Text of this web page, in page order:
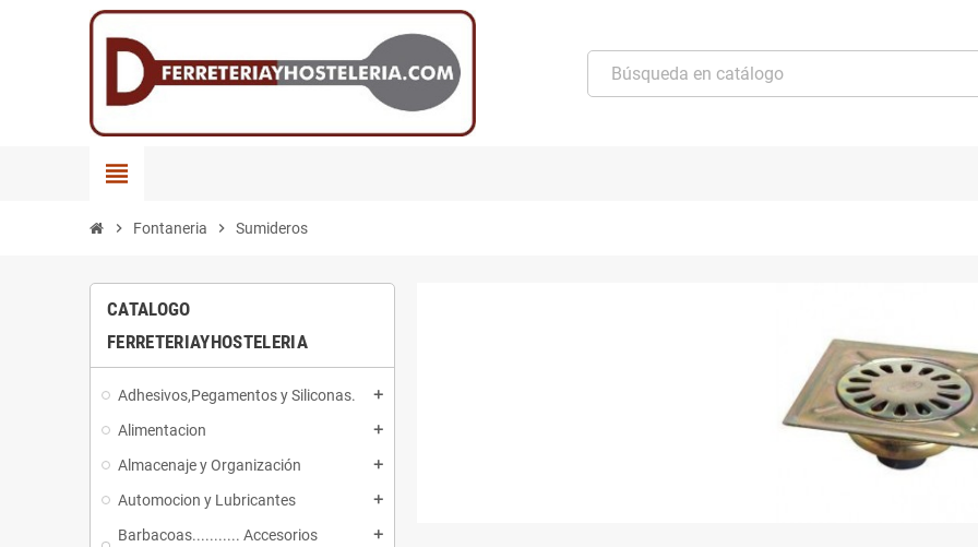
view_headline
chevron_right Fontaneria chevron_right Sumideros
CATALOGO
FERRETERIAYHOSTELERIA
Adhesivos,Pegamentos y Siliconas. add
Alimentacion add
Almacenaje y Organización add
Automocion y Lubricantes add
Barbacoas........... Accesorios
add